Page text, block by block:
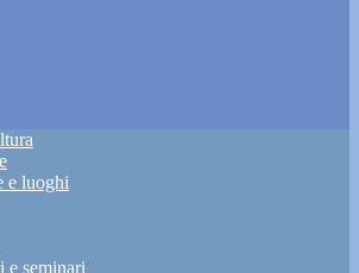
e luoghi
e seminari